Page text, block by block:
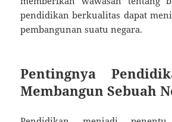
pendidikan berkualitas dapat
pembangunan suatu negara.
Pentingnya
Membangun Sebuah